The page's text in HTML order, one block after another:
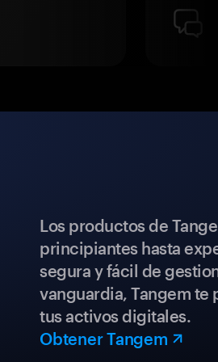
Los productos de
principiantes hasta
segura y fácil de
vanguardia, Tangem
tus activos digitales.
Obtener Tangem